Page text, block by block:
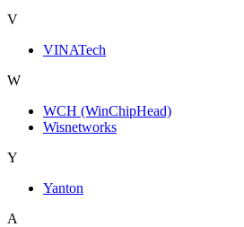
V
VINATech
W
WCH (WinChipHead)
Wisnetworks
Y
Yanton
А